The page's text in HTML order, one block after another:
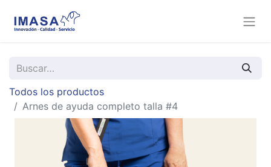
Todos los productos
Arnes de ayuda completo talla #4